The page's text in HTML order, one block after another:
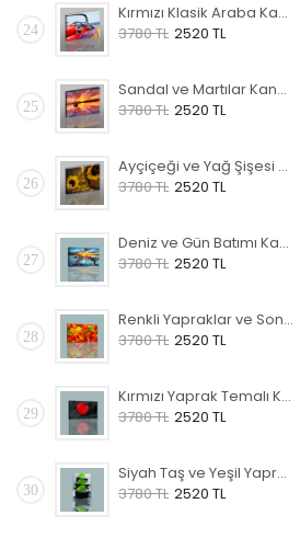
24
Kırmızı Klasik Araba Kanvas Tablo
3780 TL 2520 TL
25
Sandal ve Martılar Kanvas Tablo
3780 TL 2520 TL
26
Ayçiçeği ve Yağ Şişesi Temalı Kanvas Tablo
3780 TL 2520 TL
27
Deniz ve Gün Batımı Kanvas Tablo
3780 TL 2520 TL
28
Renkli Yapraklar ve Sonbahar Kanvas Tablo
3780 TL 2520 TL
29
Kırmızı Yaprak Temalı Kanvas Tablo
3780 TL 2520 TL
30
Siyah Taş ve Yeşil Yapraklar Kanvas Tablo
3780 TL 2520 TL